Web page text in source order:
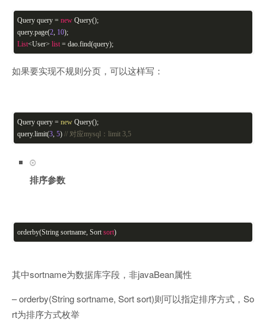
Query query = newQuery();
query.page(2, 10);
List<User> list= dao.find(query);
如果要实现不规则分页，可以这样写：
Query query = newQuery();
query.limit(3, 5) // 对应mysql：limit 3,5
排序参数
orderby(String sortname, Sort sort)
其中sortname为数据库字段，非javaBean属性
– orderby(String sortname, Sort sort)则可以指定排序方式，So
rt为排序方式枚举